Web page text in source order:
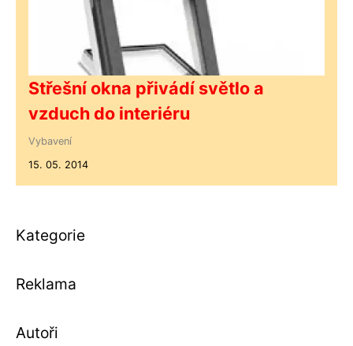
Střešní okna přivádí světlo a
vzduch do interiéru
Vybavení
15. 05. 2014
Kategorie
Reklama
Autoři